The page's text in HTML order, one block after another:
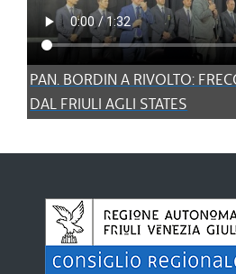
PAN. BORDIN A RIVOLTO:
DAL FRIULI AGLI STATES